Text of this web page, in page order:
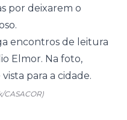
por deixarem o
CASACOR)